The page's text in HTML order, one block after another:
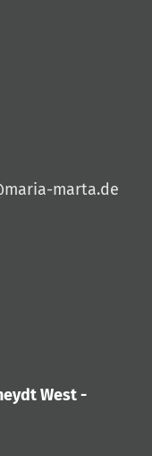
marta.de
West -